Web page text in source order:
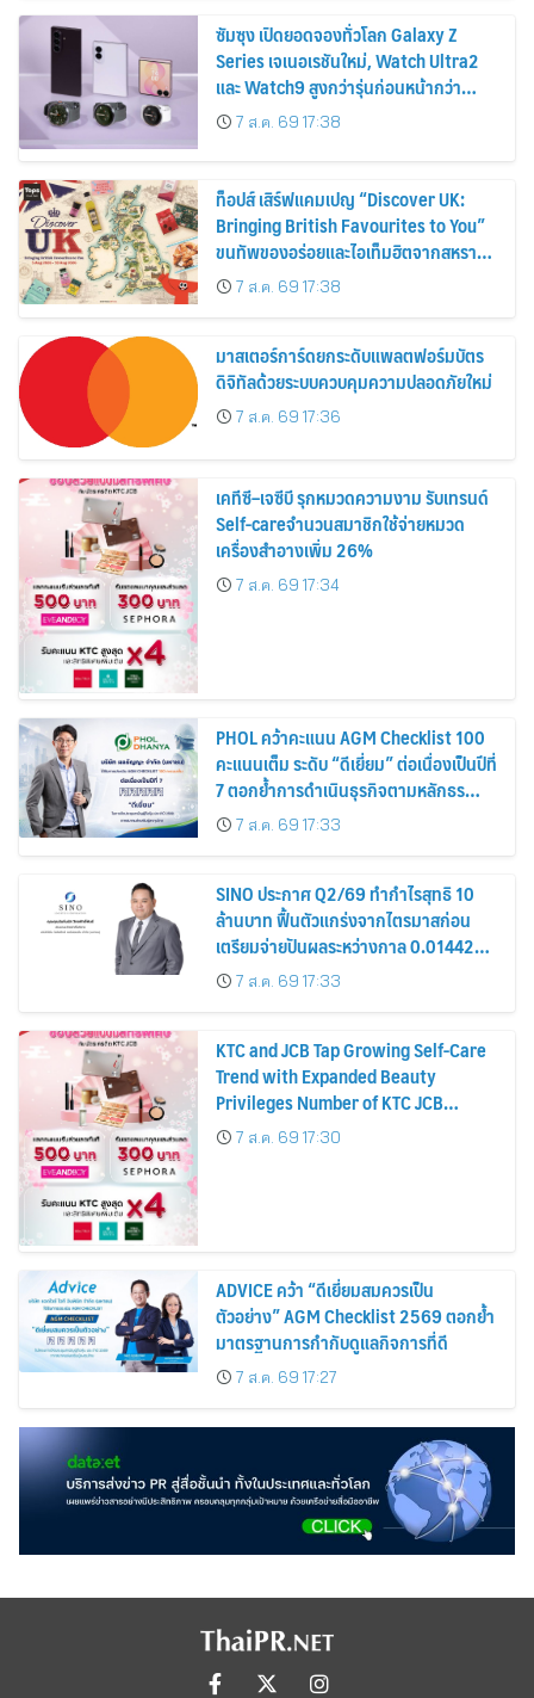
ซัมซุง เปิดยอดจองทั่วโลก Galaxy Z
Series เจเนอเรชันใหม่, Watch Ultra2
และ Watch9 สูงกว่ารุ่นก่อนหน้ากว่า
30%7 ส.ค. 69 17:38
ท็อปส์ เสิร์ฟแคมเปญ “Discover UK:
Bringing British Favourites to You”
ขนทัพของอร่อยและไอเท็มฮิตจากสหราช
อาณาจักร ส่งตรงถึงมือตั้งแต่วันนี้ – 18
สิงหาคมนี้
7 ส.ค. 69 17:38
มาสเตอร์การ์ดยกระดับแพลตฟอร์มบัตร
ดิจิทัลด้วยระบบควบคุมความปลอดภัยใหม่
7 ส.ค. 69 17:36
เคทีซี–เจซีบี รุกหมวดความงาม รับเทรนด์
Self-careจำนวนสมาชิกใช้จ่ายหมวด
เครื่องสำอางเพิ่ม 26%
7 ส.ค. 69 17:34
PHOL คว้าคะแนน AGM Checklist 100
คะแนนเต็ม ระดับ “ดีเยี่ยม” ต่อเนื่องเป็นปีที่
7 ตอกย้ำการดำเนินธุรกิจตามหลักธร
รมาภิบาล โปร่งใส สร้างความเชื่อมั่นผู้ถือ
หุ้น
7 ส.ค. 69 17:33
SINO ประกาศ Q2/69 ทำกำไรสุทธิ 10
ล้านบาท ฟื้นตัวแกร่งจากไตรมาสก่อน
เตรียมจ่ายปันผลระหว่างกาล 0.014423
บาทต่อหุ้น ครึ่งปีหลังมุ่งเติบโตต่อเนื่อง
7 ส.ค. 69 17:33
KTC and JCB Tap Growing Self-Care
Trend with Expanded Beauty
Privileges Number of KTC JCB
Cardmembers Spending on
Cosmetics Rises 26%
7 ส.ค. 69 17:30
ADVICE คว้า “ดีเยี่ยมสมควรเป็น
ตัวอย่าง” AGM Checklist 2569 ตอกย้ำ
มาตรฐานการกำกับดูแลกิจการที่ดี
7 ส.ค. 69 17:27